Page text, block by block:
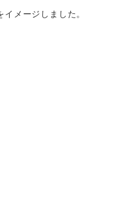
メージしました。